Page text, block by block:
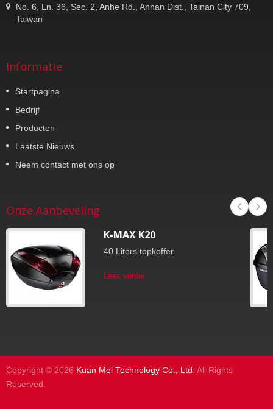
No. 6, Ln. 36, Sec. 2, Anhe Rd., Annan Dist., Tainan City 709,
Taiwan
Informatie
Startpagina
Bedrijf
Producten
Laatste Nieuws
Neem contact met ons op
Onze Aanbeveling
K-MAX K20
40 Liters topkoffer.
Lees verder
Copyright © 2026 Kuan Mei Technology Co., Ltd . All Rights
Reserved.